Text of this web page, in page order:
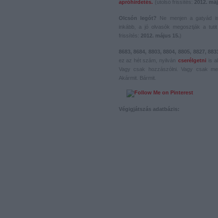
apróhirdetés. (utolsó frissítés: 2012.
Olcsón legót? Ne menjen a gatyád
inkább, a jó olvasók megosztják a
frissítés: 2012. május 15.)
8683, 8684, 8803, 8804, 8805, 8827,
ez az hét szám, nyilván
cserélgetni
is
Vagy csak hozzászólni. Vagy csak
Akármit. Bármit.
Végigjátszás adatbázis: